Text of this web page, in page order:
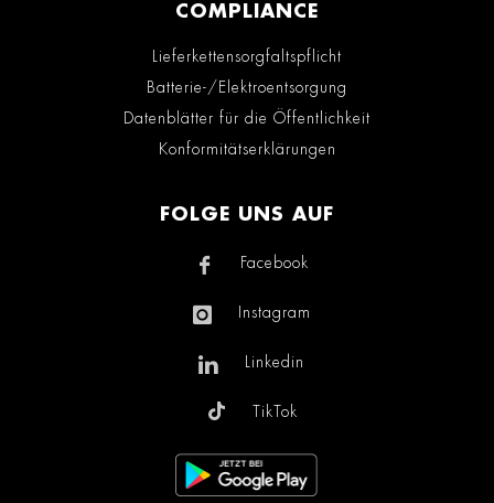
COMPLIANCE
Lieferkettensorgfaltspflicht
Batterie-/Elektroentsorgung
Datenblätter für die Öffentlichkeit
Konformitätserklärungen
FOLGE UNS AUF
Facebook
Instagram
Linkedin
TikTok